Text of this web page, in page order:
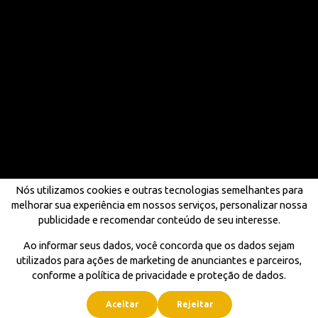
Nós utilizamos cookies e outras tecnologias semelhantes para
melhorar sua experiência em nossos serviços, personalizar nossa
publicidade e recomendar conteúdo de seu interesse.
Ao informar seus dados, você concorda que os dados sejam
utilizados para ações de marketing de anunciantes e parceiros,
conforme a política de privacidade e proteção de dados.
Aceitar Rejeitar